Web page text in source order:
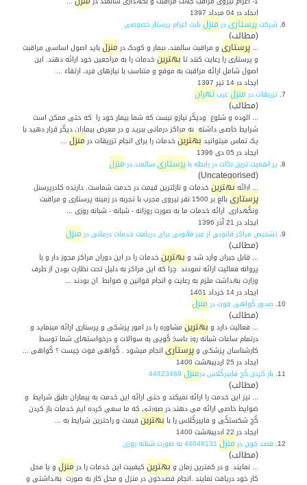
ایجاد در 04 مرداد 1397
6. شرکتپرستاریدر منزلبابت اعزام پرستار خصوصی
(مطالب)
...پرستاری و مراقبت سالمند، بیمار و کودک در منزلباید اصول اساسی مراقبت
و پرستاری را رعایت کنند تا بهترینخدمات را به مراجعین خود ارائه دهند. این
اصول شامل ارائه مراقبت به موقع و متناسب با نیازهای فرد، ارتقاء ...
ایجاد در 14 تیر 1397
7. تزریقات در منزلغربتهران
(مطالب)
... الوده و شلوغ ودیگر نیازو نیست که شما بیمار خود را که حتی ممکن است
شرایط خاصی داشته به مراکز درمانی ببرید و در معرض بیماران دیگر قرار دهید با
یک تماس میتوانید بهترینخدمات را برای انجام تزریقات در منزل ...
ایجاد در 05 دی 1396
8. پر اهمیت ترین نکات در رابطه باپرستاری سالمند در منزل
(Uncategorised)
... ارائه بهترینخدمات و نازلترین قیمت در خدمت شماست. دارنده کادرپرسنل
پرستاری
بالغ بر 1500 نفر نیروی مجرب با تجربه در زمینه پرستاری و مراقبت
ونگهداری. ارائه خدمات ما به صورت روزانه - شبانه - شبانه روزی ...
ایجاد در 21 آذر 1396
9. تشخیص مراکز قانونی از غیر قانونی برای دریافت خدمات درمانی در منزل
(مطالب)
... قابل جبران وارد شد و بهترینخدمات را در این دوران مراکز مجوز دار و با
پروانه فعالیت ارائه نمودند چرا که این مراکز به دلیل تحت نظارت بودن از طرف
وزارت بهداشت ملزم به رعایت و انجام قوانین و ضوابط ان بودند ...
ایجاد در 14 خرداد 1401
10. صدور گواهی فوت در منزل
(مطالب)
... فعالیت دارد و بهترین مشاوره را در امور پزشکی و پرسناری ارائه مینماید و
درتمام ساعات شبانه روز پاسخ گویی به سوالات و درخواستهای شما توسط
کارشناسان پزشکی وپرستاری انجام میشود . گواهی فوت چیست ؟ گواهی ...
ایجاد در 25 ارديبهشت 1400
11. باز کردن گچ فایبرگلاس درمنزل
(مطالب)
... نیز این خدمت را ارائه نمیکند و حتی ارائه این خدمت به بیماران طبق شرایط و
ضوایط خاصی ارائه می دهند در صورتی که ما سعی کرده ایم خدمات باز کردن
گچ شکستگی و فایبرگلاس را با بهترین قیمت و راحترین شرایط به ...
ایجاد در 22 ارديبهشت 1400
12. فصد خون در منزل
(مطالب)
... نمایند و در کمترین زمان و بهترین کیفبیت این خدمات را در منزل و یا محل
کار خود دریافت نمایند .انجام فصدخون در منزل و محل کار به صورت بهداشتی و